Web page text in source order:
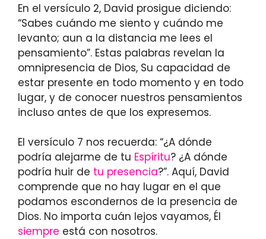
En el versículo 2, David prosigue diciendo:
“Sabes cuándo me siento y cuándo me
levanto; aun a la distancia me lees el
pensamiento”. Estas palabras revelan la
omnipresencia de Dios, Su capacidad de
estar presente en todo momento y en todo
lugar, y de conocer nuestros pensamientos
incluso antes de que los expresemos.
El versículo 7 nos recuerda: “¿A dónde
podría alejarme de tu Espíritu? ¿A dónde
podría huir de tu presencia?”. Aquí, David
comprende que no hay lugar en el que
podamos escondernos de la presencia de
Dios. No importa cuán lejos vayamos, Él
siempre está con nosotros.